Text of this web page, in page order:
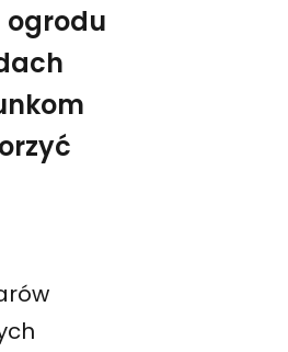
ćwiczeń z
początek
ogrodu